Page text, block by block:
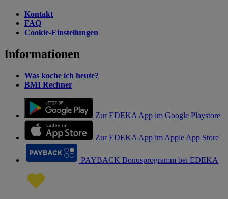
Kontakt
FAQ
Cookie-Einstellungen
Informationen
Was koche ich heute?
BMI Rechner
Zur EDEKA App im Google Playstore
Zur EDEKA App im Apple App Store
PAYBACK Bonusprogramm bei EDEKA